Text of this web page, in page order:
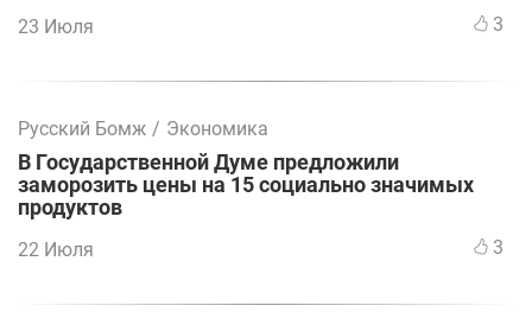
23 Июля 3
Русский Бомж / Экономика
В Государственной Думе предложили
заморозить цены на 15 социально значимых
продуктов
22 Июля 3